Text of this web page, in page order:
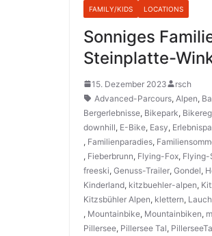
FAMILY/KIDS LOCATIONS
Sonniges
Steinplatte-
15. Dezember 2023
rsch
Advanced-Parcours, Alpen,
Bergerlebnisse, Bikepark,
downhill, E-Bike, Easy,
, Familienparadies,
, Fieberbrunn, Flying-Fox, Flying-
freeski, Genuss-Trailer, Gondel,
Kinderland, kitzbuehler-alpen,
Kitzsbühler Alpen, klettern,
, Mountainbike, Mountainbiken,
Pillersee, Pillersee Tal,